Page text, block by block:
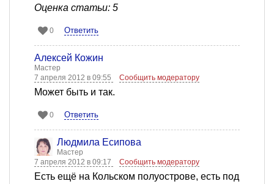
Оценка статьи: 5
0 Ответить
Алексей Кожин
Мастер
7 апреля 2012 в 09:55
Сообщить модератору
Может быть и так.
0 Ответить
Людмила Есипова
Мастер
7 апреля 2012 в 09:17
Сообщить модератору
Есть ещё на Кольском полуострове, есть под